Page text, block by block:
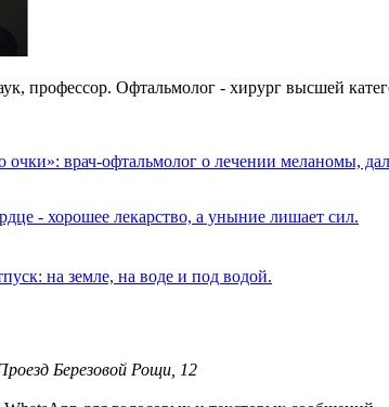
профессор. Офтальмолог - хирург высшей
очки»: врач-офтальмолог о лечении меланомы,
- хорошее лекарство, а уныние лишает сил.
на земле, на воде и под водой.
Березовой Рощи, 12